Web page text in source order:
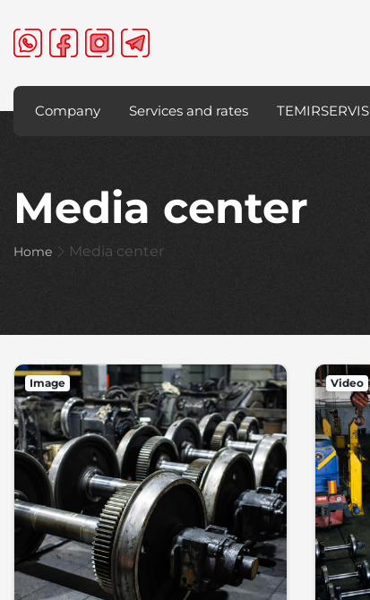
Company Services and rates TEMIRSERVIS
Media center
Home Media center
Image Video